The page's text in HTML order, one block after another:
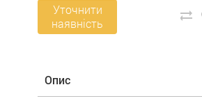
Уточнити
наявність
Опис